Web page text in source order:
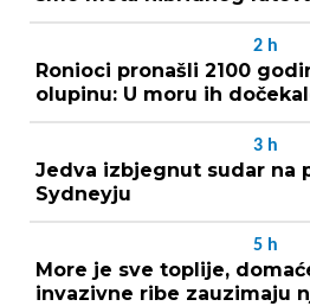
2 h
Ronioci pronašli 2100
olupinu: U moru ih
3 h
Jedva izbjegnut sudar na
Sydneyju
5 h
More je sve toplije,
invazivne ribe zauzimaju